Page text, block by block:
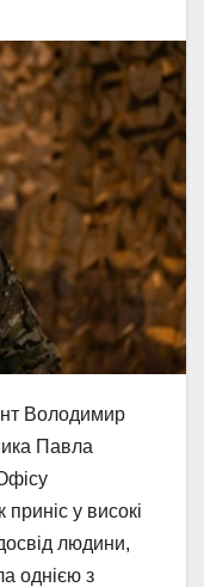
Володимир
Павла
у високі
людини,
однією з